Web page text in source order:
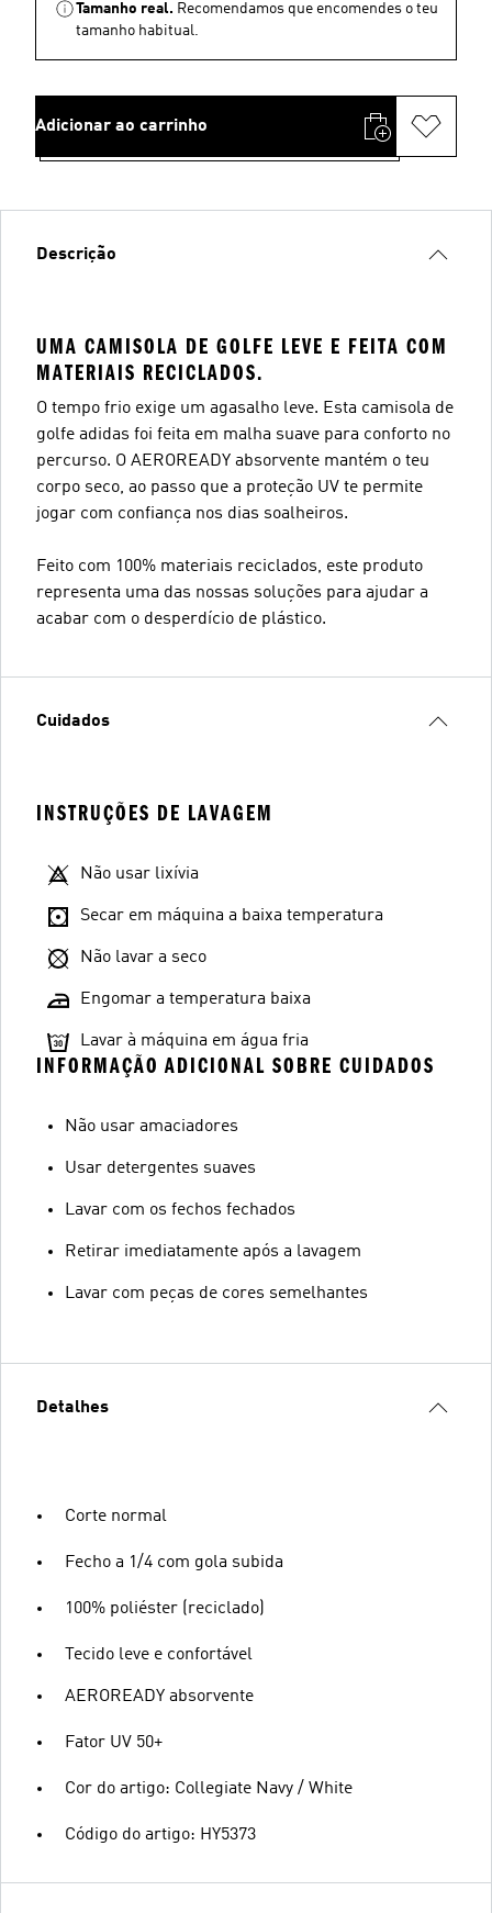
Tamanho real. Recomendamos que encomendes o teu
tamanho habitual.
Adicionar ao carrinho
Descrição
UMA CAMISOLA DE GOLFE LEVE E FEITA COM
MATERIAIS RECICLADOS.
O tempo frio exige um agasalho leve. Esta camisola de
golfe adidas foi feita em malha suave para conforto no
percurso. O AEROREADY absorvente mantém o teu
corpo seco, ao passo que a proteção UV te permite
jogar com confiança nos dias soalheiros.
Feito com 100% materiais reciclados, este produto
representa uma das nossas soluções para ajudar a
acabar com o desperdício de plástico.
Cuidados
INSTRUÇÕES DE LAVAGEM
Não usar lixívia
Secar em máquina a baixa temperatura
Não lavar a seco
Engomar a temperatura baixa
Lavar à máquina em água fria
INFORMAÇÃO ADICIONAL SOBRE CUIDADOS
Não usar amaciadores
Usar detergentes suaves
Lavar com os fechos fechados
Retirar imediatamente após a lavagem
Lavar com peças de cores semelhantes
Detalhes
Corte normal
Fecho a 1/4 com gola subida
100% poliéster (reciclado)
Tecido leve e confortável
AEROREADY absorvente
Fator UV 50+
Cor do artigo: Collegiate Navy / White
Código do artigo: HY5373